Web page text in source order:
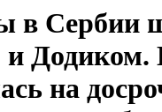
в Сербии
Додиком.
на